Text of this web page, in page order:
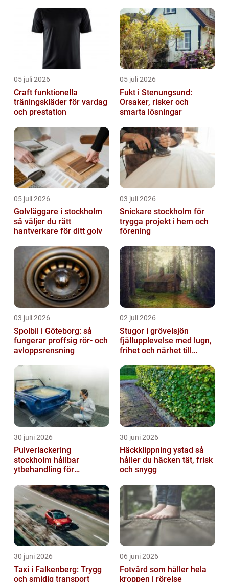
05 juli 2026
Craft funktionella
träningskläder för vardag
och prestation
05 juli 2026
Fukt i Stenungsund:
Orsaker, risker och
smarta lösningar
05 juli 2026
Golvläggare i stockholm
så väljer du rätt
hantverkare för ditt golv
03 juli 2026
Snickare stockholm för
trygga projekt i hem och
förening
03 juli 2026
Spolbil i Göteborg: så
fungerar proffsig rör- och
avloppsrensning
02 juli 2026
Stugor i grövelsjön
fjällupplevelse med lugn,
frihet och närhet till
30 juni 2026
Pulverlackering
stockholm hållbar
ytbehandling för
30 juni 2026
Häckklippning ystad så
håller du häcken tät, frisk
och snygg
30 juni 2026
Taxi i Falkenberg: Trygg
och smidig transport
06 juni 2026
Fotvård som håller hela
kroppen i rörelse